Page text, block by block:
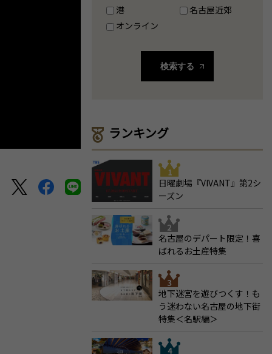
港
名古屋近郊
オンライン
検索する
ランキング
日曜劇場『VIVANT』第2シ
ーズン
名古屋のデパート限定！喜
ばれるお土産特集
地下迷宮を遊びつくす！も
う迷わない名古屋の地下街
特集＜名駅編＞